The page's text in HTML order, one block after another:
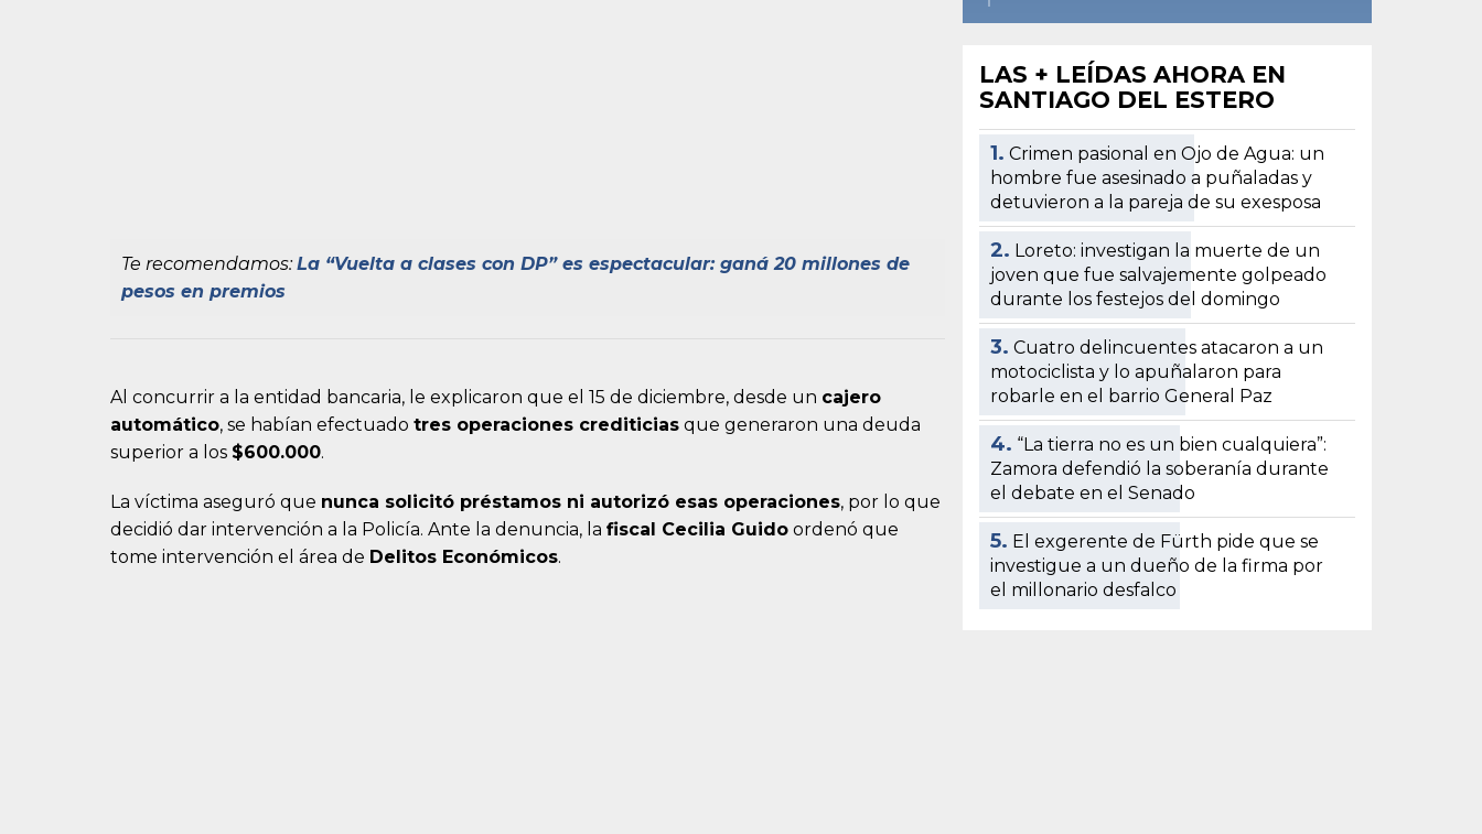
Te recomendamos:La “Vuelta a clases con DP” es espectacular: ganá 20 millones de
pesos en premios
Al concurrir a la entidad bancaria, le explicaron que el 15 de diciembre, desde un cajero
automático, se habían efectuado tres operaciones crediticias que generaron una deuda
superior a los $600.000.
La víctima aseguró que nunca solicitó préstamos ni autorizó esas operaciones, por lo que
decidió dar intervención a la Policía. Ante la denuncia, la fiscal Cecilia Guido ordenó que
tome intervención el área de Delitos Económicos.
LAS + LEÍDAS AHORA EN
SANTIAGO DEL ESTERO
1. Crimen pasional en Ojo de Agua: un
hombre fue asesinado a puñaladas y
detuvieron a la pareja de su exesposa
2. Loreto: investigan la muerte de un
joven que fue salvajemente golpeado
durante los festejos del domingo
3. Cuatro delincuentes atacaron a un
motociclista y lo apuñalaron para
robarle en el barrio General Paz
4. “La tierra no es un bien cualquiera”:
Zamora defendió la soberanía durante
el debate en el Senado
5. El exgerente de Fürth pide que se
investigue a un dueño de la firma por
el millonario desfalco